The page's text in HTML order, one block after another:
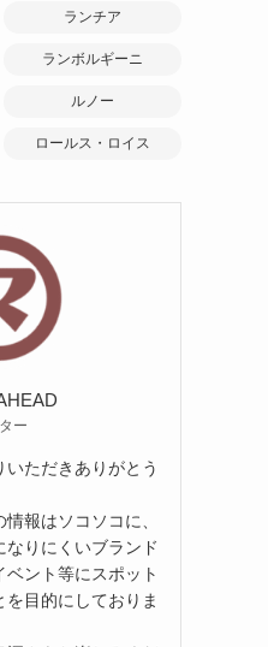
ランチア
ランボルギーニ
ルノー
ロールス・ロイス
ー
ただきありがとう
報はソコソコに、
なりにくいブランド
ント等にスポット
目的にしておりま